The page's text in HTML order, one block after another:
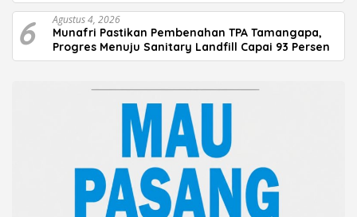
6 Agustus 4, 2026
Munafri Pastikan Pembenahan TPA Tamangapa,
Progres Menuju Sanitary Landfill Capai 93 Persen